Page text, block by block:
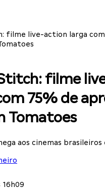
filme live-action larga com
filme
75% de
Tomatoes
aos cinemas brasileiros
16h09